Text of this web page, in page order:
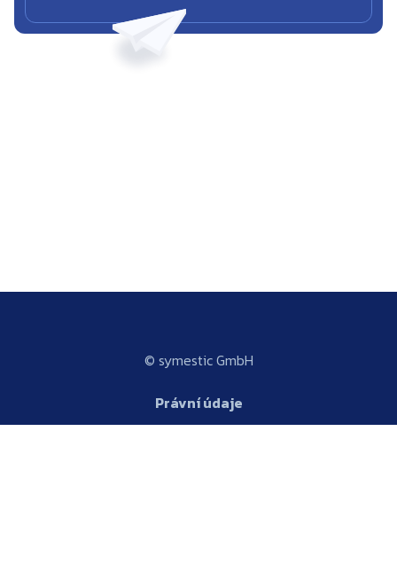
© symestic GmbH
Právní údaje